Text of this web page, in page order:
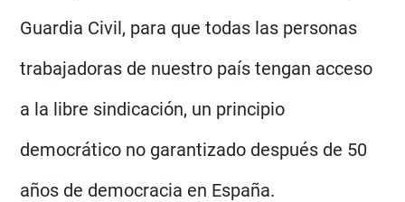
Guardia Civil, para que todas las personas
trabajadoras de nuestro país tengan acceso
a la libre sindicación, un principio
democrático no garantizado después de 50
años de democracia en España.